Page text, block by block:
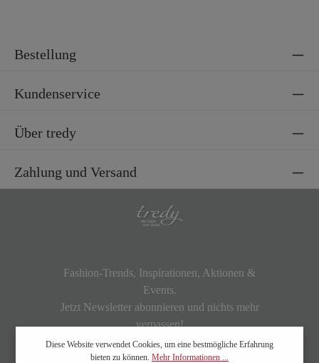
Bestellung
Kundenservice
Über tredy
Zahlung und Versand
Fashion-Trends, Inspirationen, Aktionen &
Events.
Jetzt Newsletter abonnieren und nichts mehr
verpassen!
Diese Website verwendet Cookies, um eine bestmögliche Erfahrung
bieten zu können. Mehr Informationen ...